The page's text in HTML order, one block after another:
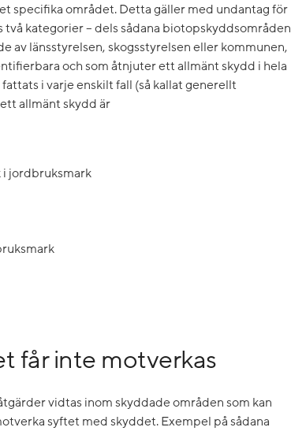
specifika området. Detta gäller med undantag för
kategorier – dels sådana biotopskyddsområden
av länsstyrelsen, skogsstyrelsen eller kommunen,
och som åtnjuter ett allmänt skydd i hela
i varje enskilt fall (så kallat generellt
allmänt skydd är
i jordbruksmark
får inte motverkas
vidtas inom skyddade områden som kan
syftet med skyddet. Exempel på sådana